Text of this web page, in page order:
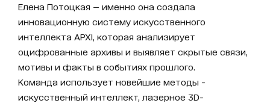
Елена Потоцкая — именно она создала
инновационную систему искусственного
интеллекта АРХІ, которая анализирует
оцифрованные архивы и выявляет скрытые связи,
мотивы и факты в событиях прошлого.
Команда использует новейшие методы -
искусственный интеллект, лазерное 3D-